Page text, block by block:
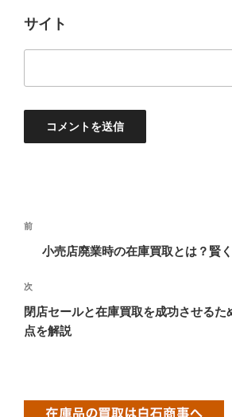
サイト
稿
ナ
ゲ
ー
ン
過
投
稿
前
小売店廃業時の在庫買取とは？賢
次
の
投
次
閉店セールと在庫買取を成功させるた
点を解説